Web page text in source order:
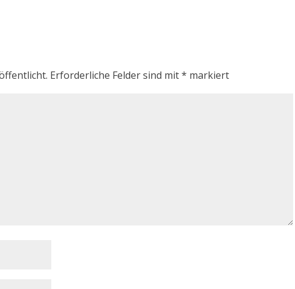
Erforderliche Felder sind mit* markiert